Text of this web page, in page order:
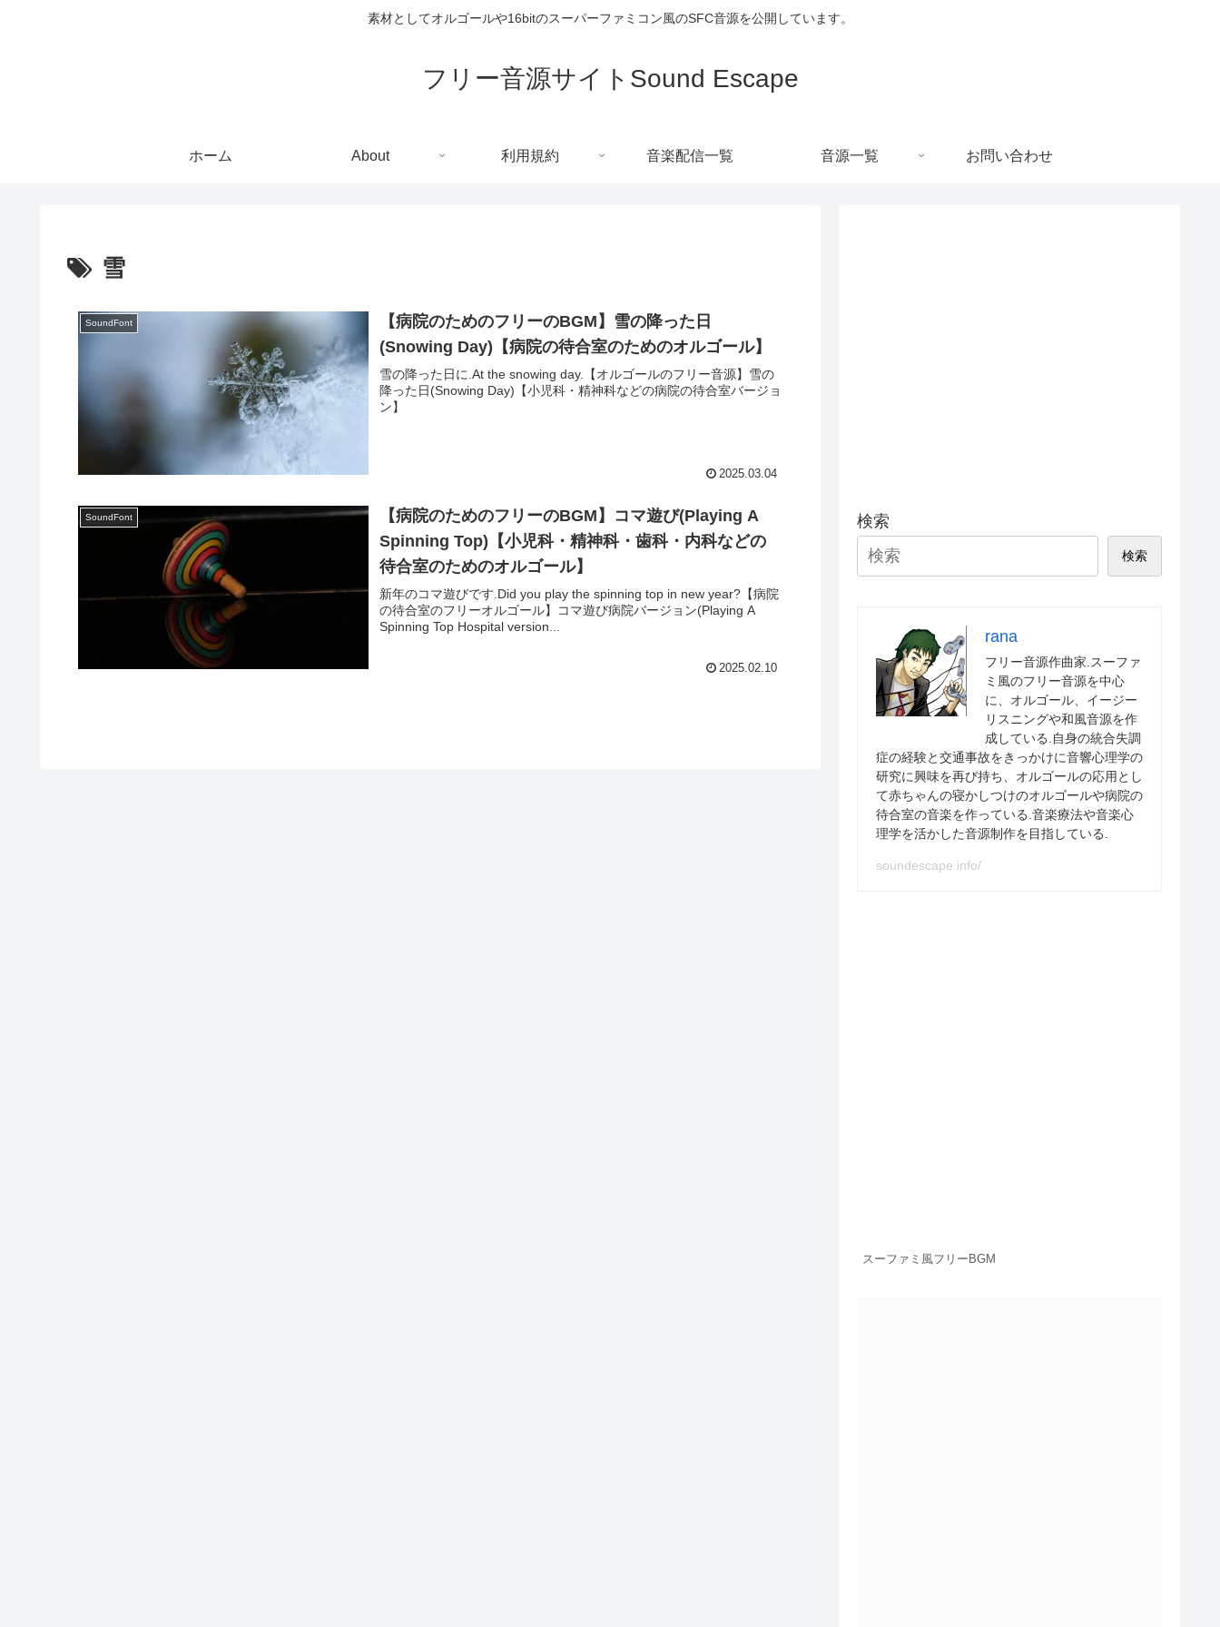
素材としてオルゴールや16bitのスーパーファミコン風のSFC音源を公開しています。
フリー音源サイトSound Escape
ホーム About 利用規約 音楽配信一覧 音源一覧 お問い合わせ
雪
SoundFont
【病院のためのフリーのBGM】雪の降った日
(Snowing Day)【病院の待合室のためのオルゴール】
雪の降った日に.At the snowing day.【オルゴールのフリー音源】雪の
降った日(Snowing Day)【小児科・精神科などの病院の待合室バージョ
ン】
2025.03.04
SoundFont
【病院のためのフリーのBGM】コマ遊び(Playing A
Spinning Top)【小児科・精神科・歯科・内科などの
待合室のためのオルゴール】
新年のコマ遊びです.Did you play the spinning top in new year?【病院
の待合室のフリーオルゴール】コマ遊び病院バージョン(Playing A
Spinning Top Hospital version...
2025.02.10
検索
検索
rana
フリー音源作曲家.スーファ
ミ風のフリー音源を中心
に、オルゴール、イージー
リスニングや和風音源を作
成している.自身の統合失調
症の経験と交通事故をきっかけに音響心理学の
研究に興味を再び持ち、オルゴールの応用とし
て赤ちゃんの寝かしつけのオルゴールや病院の
待合室の音楽を作っている.音楽療法や音楽心
理学を活かした音源制作を目指している.
soundescape.info/
スーファミ風フリーBGM